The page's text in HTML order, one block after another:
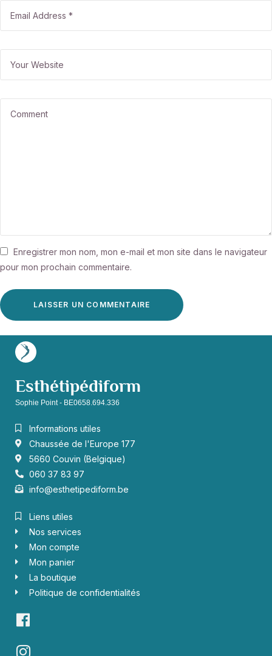
Enregistrer mon nom, mon e-mail et mon site dans le navigateur
pour mon prochain commentaire.
Esthétipédiform
Sophie Point - BE0658.694.336
Informations utiles
Chaussée de l'Europe 177
5660 Couvin (Belgique)
060 37 83 97
info@esthetipediform.be
Liens utiles
Nos services
Mon compte
Mon panier
La boutique
Politique de confidentialités